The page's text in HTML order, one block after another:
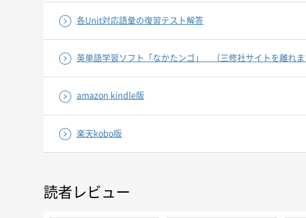
各Unit対応語彙の復習テスト解答
英単語学習ソフト「なかたンゴ」 （三修社サイトを離れま
amazon kindle版
楽天kobo版
読者レビュー